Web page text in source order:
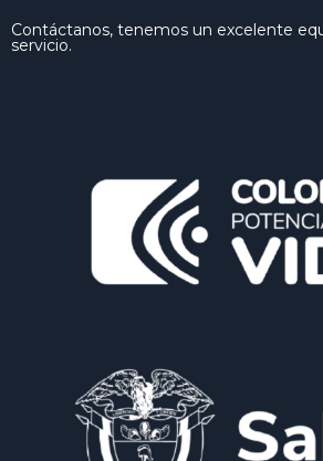
Contáctanos, tenemos un excelente
servicio.